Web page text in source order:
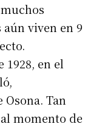
viven en 9
1928, en el
Tan
momento de